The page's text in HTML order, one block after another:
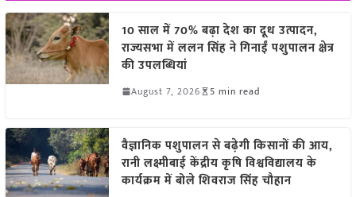
10 साल में 70% बढ़ा देश का दूध उत्पादन,
राज्यसभा में ललन सिंह ने गिनाईं पशुपालन क्षेत्र
की उपलब्धियां
August 7, 2026 5 min read
वैज्ञानिक पशुपालन से बढ़ेगी किसानों की आय,
रानी लक्ष्मीबाई केंद्रीय कृषि विश्वविद्यालय के
कार्यक्रम में बोले शिवराज सिंह चौहान